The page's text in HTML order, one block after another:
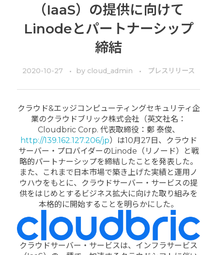
（IaaS）の提供に向けて
Linodeとパートナーシップ
締結
2020-10-27 by cloud_admin プレスリリース
クラウド&エッジコンピューティングセキュリティ企
業のクラウドブリック株式会社（英文社名：
Cloudbric Corp. 代表取締役：鄭 泰俊、
http://139.162.127.206/jp）は10月27日、クラウド
サーバー・プロバイダーのLinode（リノード）と戦
略的パートナーシップを締結したことを発表した。
また、これまで日本市場で築き上げた実績と運用ノ
ウハウをもとに、クラウドサーバー・サービスの提
供をはじめとするビジネス拡大に向けた取り組みを
本格的に開始することを明らかにした。
クラウドサーバー・サービスは、インフラサービス